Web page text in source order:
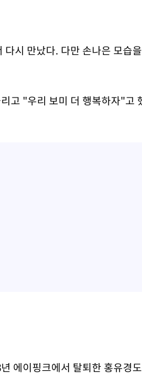
시 만났다. 다만 손나은 모습
고 "우리 보미 더 행복하자"고
에이핑크에서 탈퇴한 홍유경